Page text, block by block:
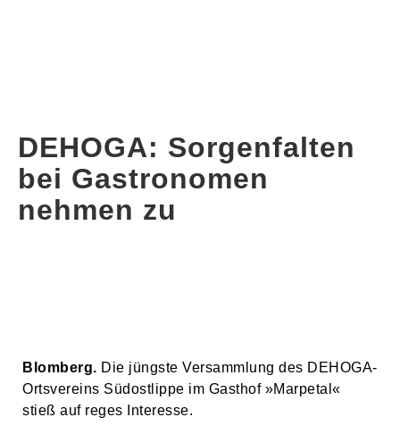
DEHOGA: Sorgenfalten
bei Gastronomen
nehmen zu
Blomberg. Die jüngste Versammlung des DEHOGA-
Ortsvereins Südostlippe im Gasthof »Marpetal«
stieß auf reges Interesse.